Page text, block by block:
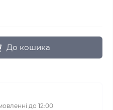
До кошика
до 12:00